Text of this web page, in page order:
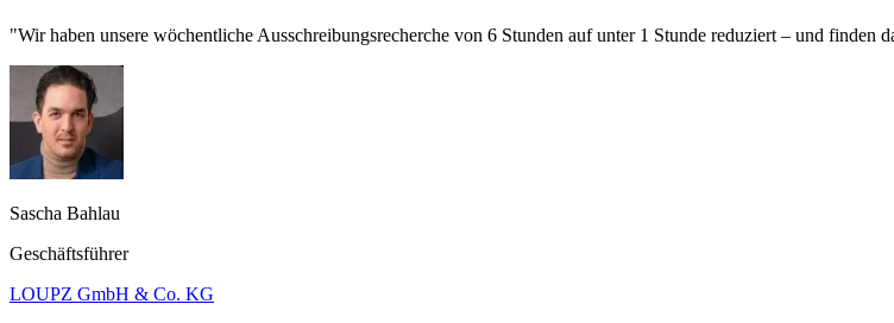
"Wir haben unsere wöchentliche Ausschreibungsrecherche von 6 Stunden auf unter 1 Stunde reduziert – und finden
Sascha Bahlau
Geschäftsführer
LOUPZ GmbH & Co. KG